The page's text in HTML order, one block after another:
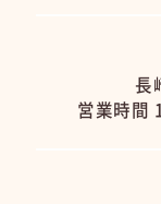
長
営業時間